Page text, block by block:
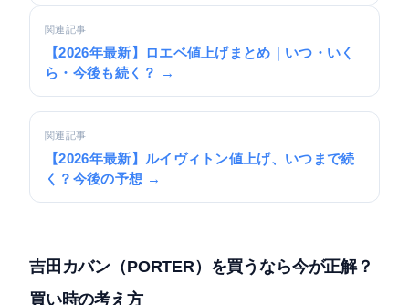
関連記事
【2026年最新】ロエベ値上げまとめ｜いつ・いく
ら・今後も続く？ →
関連記事
【2026年最新】ルイヴィトン値上げ、いつまで続
く？今後の予想 →
吉田カバン（PORTER）を買うなら今が正解？
買い時の考え方